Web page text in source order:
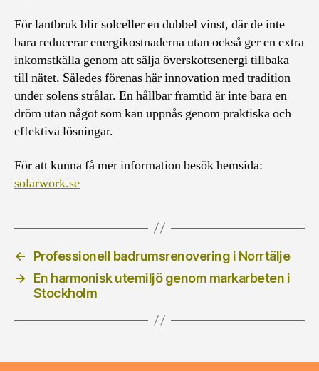
För lantbruk blir solceller en dubbel vinst, där de inte
bara reducerar energikostnaderna utan också ger en extra
inkomstkälla genom att sälja överskottsenergi tillbaka
till nätet. Således förenas här innovation med tradition
under solens strålar. En hållbar framtid är inte bara en
dröm utan något som kan uppnås genom praktiska och
effektiva lösningar.
För att kunna få mer information besök hemsida:
solarwork.se
←
Professionell badrumsrenovering i Norrtälje
→
En harmonisk utemiljö genom markarbeten i
Stockholm